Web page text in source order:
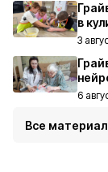
в
3
6
Все